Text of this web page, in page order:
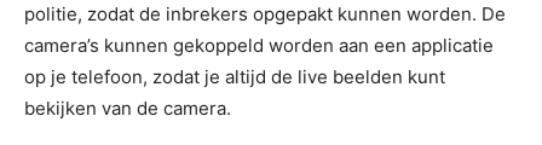
politie, zodat de inbrekers opgepakt kunnen worden. De
camera’s kunnen gekoppeld worden aan een applicatie
op je telefoon, zodat je altijd de live beelden kunt
bekijken van de camera.